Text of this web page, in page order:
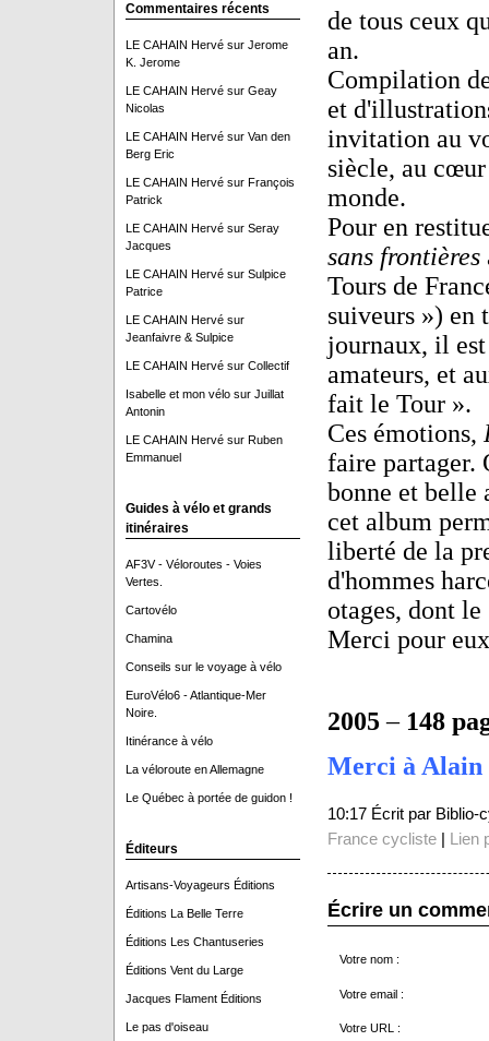
Commentaires récents
LE CAHAIN Hervésur Jerome
K. Jerome
LE CAHAIN Hervésur Geay
Nicolas
LE CAHAIN Hervésur Van den
Berg Eric
LE CAHAIN Hervésur François
Patrick
LE CAHAIN Hervésur Seray
Jacques
LE CAHAIN Hervésur Sulpice
Patrice
LE CAHAIN Hervésur
Jeanfaivre & Sulpice
LE CAHAIN Hervésur Collectif
Isabelle et mon vélosur Juillat
Antonin
LE CAHAIN Hervésur Ruben
Emmanuel
Guides à vélo et grands
itinéraires
AF3V - Véloroutes - Voies
Vertes.
Cartovélo
Chamina
Conseils sur le voyage à vélo
EuroVélo6 - Atlantique-Mer
Noire.
Itinérance à vélo
La véloroute en Allemagne
Le Québec à portée de guidon !
Éditeurs
Artisans-Voyageurs Éditions
Éditions La Belle Terre
Éditions Les Chantuseries
Éditions Vent du Large
Jacques Flament Éditions
Le pas d'oiseau
de tous ceux
an.
Compilation
et
invitation au
siècle, au
monde.
Pour en
sans frontières
Tours de
suiveurs ») en
journaux, il
amateurs, et
fait le Tour ».
Ces émotions,
faire partager.
bonne et belle
cet album
liberté de la
d'hommes
otages, dont
Merci pour
2005– 148
Merci à Alain
10:17 Écrit par Biblio-
France cycliste| Lien
Écrire un
Votre nom :
Votre email :
Votre URL :